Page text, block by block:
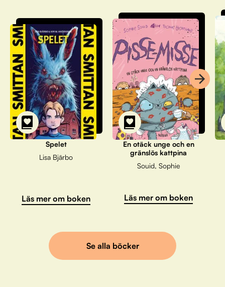
Spelet
Lisa Bjärbo
Läs mer om boken
En otäck unge och en
gränslös kattpina
Souid, Sophie
Läs mer om boken
Se alla böcker